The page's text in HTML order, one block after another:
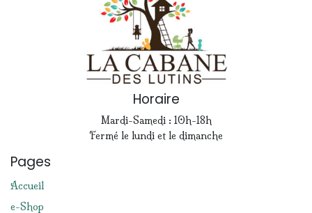
Horaire
Mardi-Samedi : 10h-18h
Fermé le lundi et le dimanche
Pages
Accueil
e-Shop